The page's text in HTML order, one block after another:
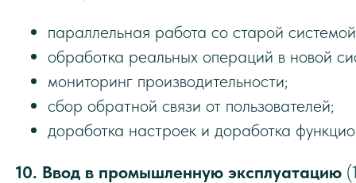
параллельная работа со старой
обработка реальных операций в новой
мониторинг производительности;
сбор обратной связи от пользователей;
доработка настроек и доработка
10. Ввод в промышленную эксплуатацию